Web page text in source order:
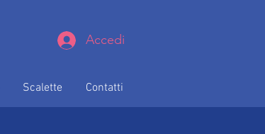
Accedi
Scalette Contatti